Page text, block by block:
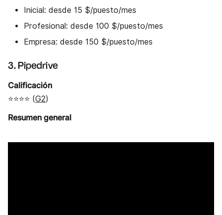
Inicial: desde 15 $/puesto/mes
Profesional: desde 100 $/puesto/mes
Empresa: desde 150 $/puesto/mes
3. Pipedrive
Calificación
⭐⭐⭐⭐ (G2)
Resumen general